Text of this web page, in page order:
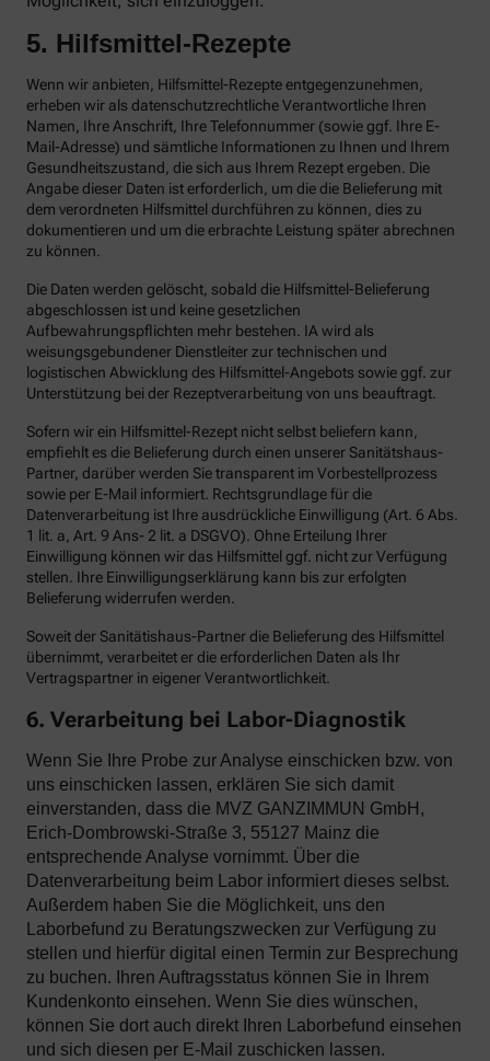
5. Hilfsmittel-Rezepte
Wenn wir anbieten, Hilfsmittel-Rezepte entgegenzunehmen,
erheben wir als datenschutzrechtliche Verantwortliche Ihren
Namen, Ihre Anschrift, Ihre Telefonnummer (sowie ggf. Ihre E-
Mail-Adresse) und sämtliche Informationen zu Ihnen und Ihrem
Gesundheitszustand, die sich aus Ihrem Rezept ergeben. Die
Angabe dieser Daten ist erforderlich, um die die Belieferung mit
dem verordneten Hilfsmittel durchführen zu können, dies zu
dokumentieren und um die erbrachte Leistung später abrechnen
zu können.
Die Daten werden gelöscht, sobald die Hilfsmittel-Belieferung
abgeschlossen ist und keine gesetzlichen
Aufbewahrungspflichten mehr bestehen. IA wird als
weisungsgebundener Dienstleiter zur technischen und
logistischen Abwicklung des Hilfsmittel-Angebots sowie ggf. zur
Unterstützung bei der Rezeptverarbeitung von uns beauftragt.
Sofern wir ein Hilfsmittel-Rezept nicht selbst beliefern kann,
empfiehlt es die Belieferung durch einen unserer Sanitätshaus-
Partner, darüber werden Sie transparent im Vorbestellprozess
sowie per E-Mail informiert. Rechtsgrundlage für die
Datenverarbeitung ist Ihre ausdrückliche Einwilligung (Art. 6 Abs.
1 lit. a, Art. 9 Ans- 2 lit. a DSGVO). Ohne Erteilung Ihrer
Einwilligung können wir das Hilfsmittel ggf. nicht zur Verfügung
stellen. Ihre Einwilligungserklärung kann bis zur erfolgten
Belieferung widerrufen werden.
Soweit der Sanitätishaus-Partner die Belieferung des Hilfsmittel
übernimmt, verarbeitet er die erforderlichen Daten als Ihr
Vertragspartner in eigener Verantwortlichkeit.
6. Verarbeitung bei Labor-Diagnostik
Wenn Sie Ihre Probe zur Analyse einschicken bzw. von
uns einschicken lassen, erklären Sie sich damit
einverstanden, dass die MVZ GANZIMMUN GmbH,
Erich-Dombrowski-Straße 3, 55127 Mainz die
entsprechende Analyse vornimmt. Über die
Datenverarbeitung beim Labor informiert dieses selbst.
Außerdem haben Sie die Möglichkeit, uns den
Laborbefund zu Beratungszwecken zur Verfügung zu
stellen und hierfür digital einen Termin zur Besprechung
zu buchen. Ihren Auftragsstatus können Sie in Ihrem
Kundenkonto einsehen. Wenn Sie dies wünschen,
können Sie dort auch direkt Ihren Laborbefund einsehen
und sich diesen per E-Mail zuschicken lassen.